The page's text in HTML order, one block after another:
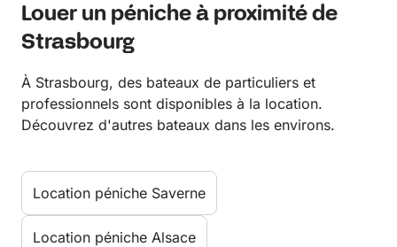
Louer un péniche à proximité de
Strasbourg
À Strasbourg, des bateaux de particuliers et
professionnels sont disponibles à la location.
Découvrez d'autres bateaux dans les environs.
Location péniche Saverne
Location péniche Alsace